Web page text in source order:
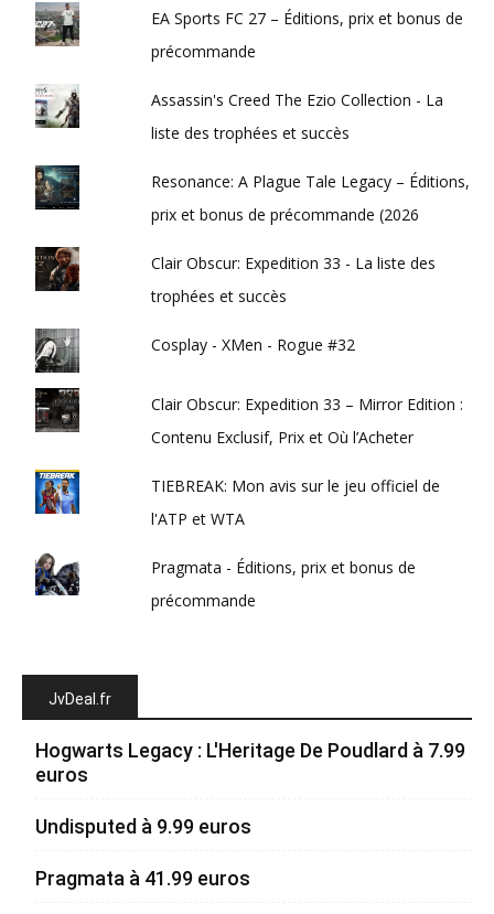
EA Sports FC 27 – Éditions, prix et bonus de
précommande
Assassin's Creed The Ezio Collection - La
liste des trophées et succès
Resonance: A Plague Tale Legacy – Éditions,
prix et bonus de précommande (2026
Clair Obscur: Expedition 33 - La liste des
trophées et succès
Cosplay - XMen - Rogue #32
Clair Obscur: Expedition 33 – Mirror Edition :
Contenu Exclusif, Prix et Où l’Acheter
TIEBREAK: Mon avis sur le jeu officiel de
l'ATP et WTA
Pragmata - Éditions, prix et bonus de
précommande
JvDeal.fr
Hogwarts Legacy : L'Heritage De Poudlard à 7.99
euros
Undisputed à 9.99 euros
Pragmata à 41.99 euros